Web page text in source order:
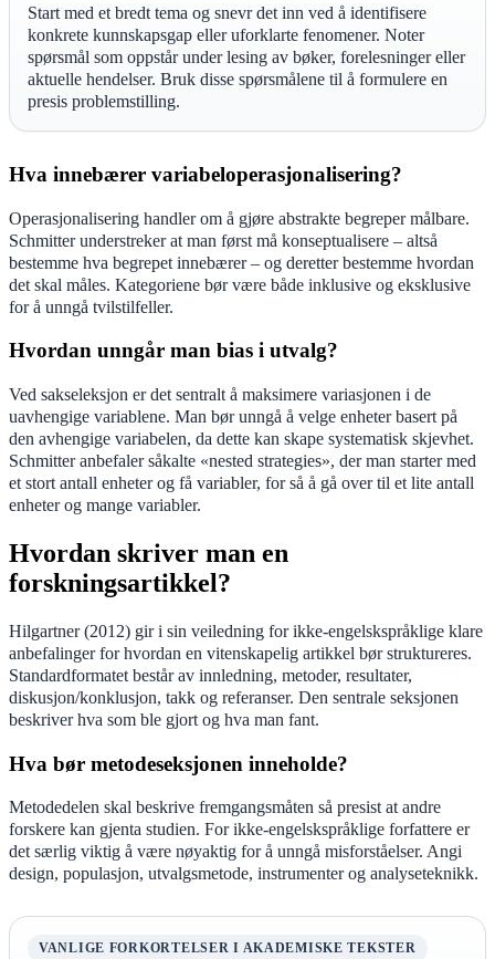
Start med et bredt tema og snevr det inn ved å identifisere
konkrete kunnskapsgap eller uforklarte fenomener. Noter
spørsmål som oppstår under lesing av bøker, forelesninger eller
aktuelle hendelser. Bruk disse spørsmålene til å formulere en
presis problemstilling.
Hva innebærer variabeloperasjonalisering?
Operasjonalisering handler om å gjøre abstrakte begreper målbare.
Schmitter understreker at man først må konseptualisere – altså
bestemme hva begrepet innebærer – og deretter bestemme hvordan
det skal måles. Kategoriene bør være både inklusive og eksklusive
for å unngå tvilstilfeller.
Hvordan unngår man bias i utvalg?
Ved sakseleksjon er det sentralt å maksimere variasjonen i de
uavhengige variablene. Man bør unngå å velge enheter basert på
den avhengige variabelen, da dette kan skape systematisk skjevhet.
Schmitter anbefaler såkalte «nested strategies», der man starter med
et stort antall enheter og få variabler, for så å gå over til et lite antall
enheter og mange variabler.
Hvordan skriver man en
forskningsartikkel?
Hilgartner (2012) gir i sin veiledning for ikke-engelskspråklige klare
anbefalinger for hvordan en vitenskapelig artikkel bør struktureres.
Standardformatet består av innledning, metoder, resultater,
diskusjon/konklusjon, takk og referanser. Den sentrale seksjonen
beskriver hva som ble gjort og hva man fant.
Hva bør metodeseksjonen inneholde?
Metodedelen skal beskrive fremgangsmåten så presist at andre
forskere kan gjenta studien. For ikke-engelskspråklige forfattere er
det særlig viktig å være nøyaktig for å unngå misforståelser. Angi
design, populasjon, utvalgsmetode, instrumenter og analyseteknikk.
VANLIGE FORKORTELSER I AKADEMISKE TEKSTER